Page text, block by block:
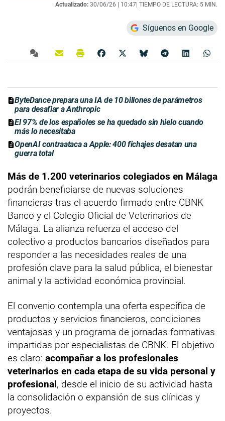
Actualizado: 30/06/26 | 10:47| TIEMPO DE LECTURA: 5 MIN.
Síguenos en Google
ByteDance prepara una IA de 10 billones de parámetros
para desafiar a Anthropic
El 97% de los españoles se ha quedado sin hielo cuando
más lo necesitaba
OpenAI contraataca a Apple: 400 fichajes desatan una
guerra total
Más de 1.200 veterinarios colegiados en Málaga
podrán beneficiarse de nuevas soluciones
financieras tras el acuerdo firmado entre CBNK
Banco y el Colegio Oficial de Veterinarios de
Málaga. La alianza refuerza el acceso del
colectivo a productos bancarios diseñados para
responder a las necesidades reales de una
profesión clave para la salud pública, el bienestar
animal y la actividad económica provincial.
El convenio contempla una oferta específica de
productos y servicios financieros, condiciones
ventajosas y un programa de jornadas formativas
impartidas por especialistas de CBNK. El objetivo
es claro: acompañar a los profesionales
veterinarios en cada etapa de su vida personal y
profesional, desde el inicio de su actividad hasta
la consolidación o expansión de sus clínicas y
proyectos.